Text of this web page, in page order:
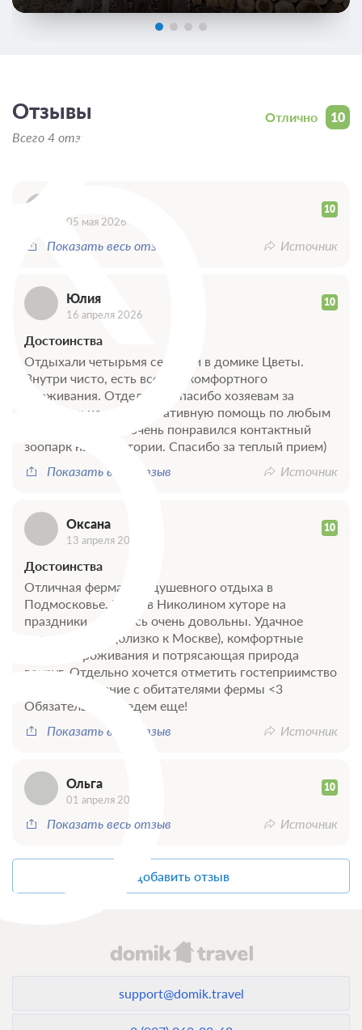
10
Отлично
Отзывы
Всего 4 отзыва
10
05 мая 2026
Показать весь отзыв Источник
Юлия 10
16 апреля 2026
Достоинства
Отдыхали четырьмя семьями в домике Цветы.
Внутри чисто, есть все для комфортного
проживания. Отдельное спасибо хозяевам за
внимательность и оперативную помощь по любым
вопросам. Детям очень понравился контактный
зоопарк на территории. Спасибо за теплый прием)
Показать весь отзыв
Источник
Оксана 10
13 апреля 2026
Достоинства
Отличная ферма для душевного отдыха в
Подмосковье. Были в Николином хуторе на
праздники, остались очень довольны. Удачное
расположение (близко к Москве), комфортные
условия проживания и потрясающая природа
вокруг. Отдельно хочется отметить гостеприимство
хозяев и общение с обитателями фермы <3
Обязательно приедем еще!
Показать весь отзыв
Источник
Ольга 10
01 апреля 2026
Показать весь отзыв Источник
Добавить отзыв
support@domik.travel